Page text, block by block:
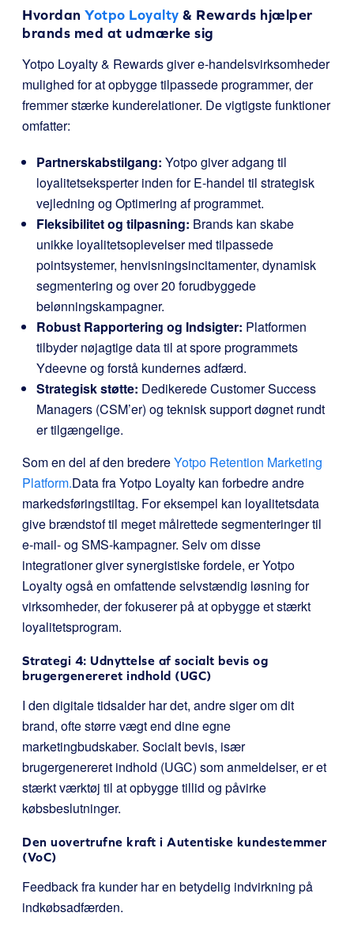
Hvordan Yotpo Loyalty & Rewards hjælper
brands med at udmærke sig
Yotpo Loyalty & Rewards giver e-handelsvirksomheder
mulighed for at opbygge tilpassede programmer, der
fremmer stærke kunderelationer. De vigtigste funktioner
omfatter:
Partnerskabstilgang: Yotpo giver adgang til
loyalitetseksperter inden for E-handel til strategisk
vejledning og Optimering af programmet.
Fleksibilitet og tilpasning: Brands kan skabe
unikke loyalitetsoplevelser med tilpassede
pointsystemer, henvisningsincitamenter, dynamisk
segmentering og over 20 forudbyggede
belønningskampagner.
Robust Rapportering og Indsigter: Platformen
tilbyder nøjagtige data til at spore programmets
Ydeevne og forstå kundernes adfærd.
Strategisk støtte: Dedikerede Customer Success
Managers (CSM’er) og teknisk support døgnet rundt
er tilgængelige.
Som en del af den bredereYotpo Retention Marketing
Platform.Data fra Yotpo Loyalty kan forbedre andre
markedsføringstiltag. For eksempel kan loyalitetsdata
give brændstof til meget målrettede segmenteringer til
e-mail- og SMS-kampagner. Selv om disse
integrationer giver synergistiske fordele, er Yotpo
Loyalty også en omfattende selvstændig løsning for
virksomheder, der fokuserer på at opbygge et stærkt
loyalitetsprogram.
Strategi 4: Udnyttelse af socialt bevis og
brugergenereret indhold (UGC)
I den digitale tidsalder har det, andre siger om dit
brand, ofte større vægt end dine egne
marketingbudskaber. Socialt bevis, især
brugergenereret indhold (UGC) som anmeldelser, er et
stærkt værktøj til at opbygge tillid og påvirke
købsbeslutninger.
Den uovertrufne kraft i Autentiske kundestemmer
(VoC)
Feedback fra kunder har en betydelig indvirkning på
indkøbsadfærden.